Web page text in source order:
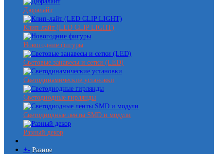
Дюралайт
Клип-лайт (LED CLIP LIGHT)
Новогодние фигуры
Световые занавесы и сетки (LED)
Светодинамические установки
Светодиодные гирлянды
Светодиодные ленты SMD и модули
Разный декор
+- Разное